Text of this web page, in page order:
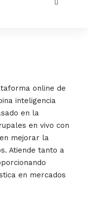
online de
inteligencia
en la
en vivo con
mejorar la
Atiende tanto a
en mercados